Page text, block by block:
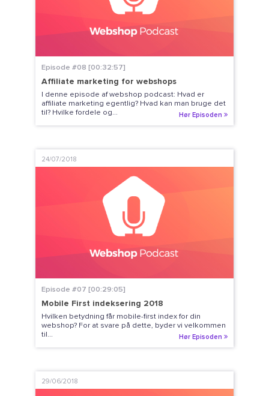
Episode #08 [00:32:57]
Affiliate marketing for webshops
I denne episode af webshop podcast: Hvad er
affiliate marketing egentlig? Hvad kan man bruge det
til? Hvilke fordele og...
Hør Episoden
24/07/2018
Episode #07 [00:29:05]
Mobile First indeksering 2018
Hvilken betydning får mobile-first index for din
webshop? For at svare på dette, byder vi velkommen
til...
Hør Episoden
29/06/2018